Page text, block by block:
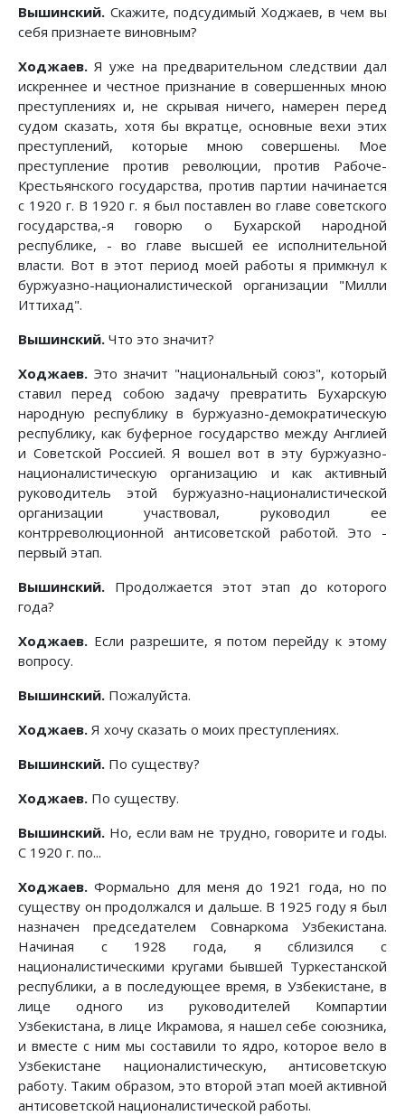
Вышинский. Скажите, подсудимый Ходжаев, в чем вы
себя признаете виновным?
Ходжаев. Я уже на предварительном следствии дал
искреннее и честное признание в совершенных мною
преступлениях и, не скрывая ничего, намерен перед
судом сказать, хотя бы вкратце, основные вехи этих
преступлений, которые мною совершены. Мое
преступление против революции, против Рабоче-
Крестьянского государства, против партии начинается
с 1920 г. В 1920 г. я был поставлен во главе советского
государства,-я говорю о Бухарской народной
республике, - во главе высшей ее исполнительной
власти. Вот в этот период моей работы я примкнул к
буржуазно-националистической организации "Милли
Иттихад".
Вышинский. Что это значит?
Ходжаев. Это значит "национальный союз", который
ставил перед собою задачу превратить Бухарскую
народную республику в буржуазно-демократическую
республику, как буферное государство между Англией
и Советской Россией. Я вошел вот в эту буржуазно-
националистическую организацию и как активный
руководитель этой буржуазно-националистической
организации участвовал, руководил ее
контрреволюционной антисоветской работой. Это -
первый этап.
Вышинский. Продолжается этот этап до которого
года?
Ходжаев. Если разрешите, я потом перейду к этому
вопросу.
Вышинский. Пожалуйста.
Ходжаев. Я хочу сказать о моих преступлениях.
Вышинский. По существу?
Ходжаев. По существу.
Вышинский. Но, если вам не трудно, говорите и годы.
С 1920 г. по...
Ходжаев. Формально для меня до 1921 года, но по
существу он продолжался и дальше. В 1925 году я был
назначен председателем Совнаркома Узбекистана.
Начиная с 1928 года, я сблизился с
националистическими кругами бывшей Туркестанской
республики, а в последующее время, в Узбекистане, в
лице одного из руководителей Компартии
Узбекистана, в лице Икрамова, я нашел себе союзника,
и вместе с ним мы составили то ядро, которое вело в
Узбекистане националистическую, антисоветскую
работу. Таким образом, это второй этап моей активной
антисоветской националистической работы.